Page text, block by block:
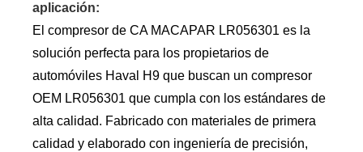
aplicación:
El compresor de CA MACAPAR LR056301 es la
solución perfecta para los propietarios de
automóviles Haval H9 que buscan un compresor
OEM LR056301 que cumpla con los estándares de
alta calidad. Fabricado con materiales de primera
calidad y elaborado con ingeniería de precisión,